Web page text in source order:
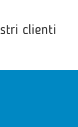
clienti